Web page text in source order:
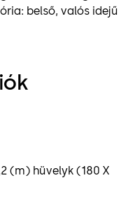
belső, valós idejű
(m) hüvelyk (180 X